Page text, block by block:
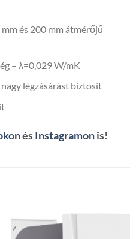
és 200 mm átmérőjű
– λ=0,029 W/mK
légzásárást biztosít
ésInstagramonis!